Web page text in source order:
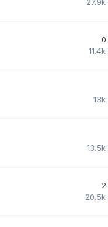
27.9k
0
11.4k
13k
13.5k
2
20.5k